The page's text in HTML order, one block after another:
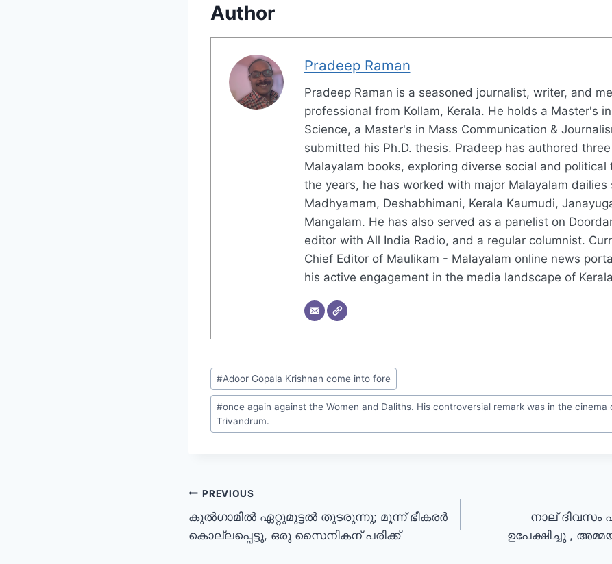
Author
Pradeep Raman
Pradeep Raman is a seasoned journalist, writer, and
professional from Kollam, Kerala. He holds a Master's
Science, a Master's in Mass Communication &
submitted his Ph.D. thesis. Pradeep has authored
Malayalam books, exploring diverse social and political
the years, he has worked with major Malayalam dailies
Madhyamam, Deshabhimani, Kerala Kaumudi,
Mangalam. He has also served as a panelist on
editor with All India Radio, and a regular columnist.
Chief Editor of Maulikam - Malayalam online news
his active engagement in the media landscape of
#Adoor Gopala Krishnan come into fore
#once again against the Women and Daliths. His controversial remark was in the cinema
Trivandrum.
PREVIOUS
കുൽഗാമിൽ ഏറ്റുമുട്ടൽ തുടരുന്നു; മൂന്ന് ഭീകരർ
കൊല്ലപ്പെട്ടു, ഒരു സൈനികന് പരിക്ക്
നാല് ദിവസം
ഉപേക്ഷിച്ചു ,